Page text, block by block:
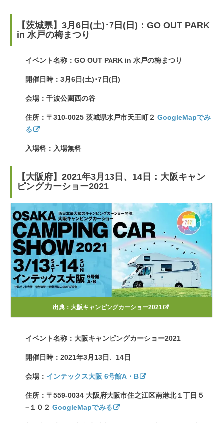
【茨城県】3月6日(土)･7日(日)：GO OUT PARK
in 水戸の梅まつり
イベント名称：GO OUT PARK in 水戸の梅まつり
開催日時：3月6日(土)･7日(日)
会場：千波公園西の谷
住所：〒310-0025 茨城県水戸市天王町２ GoogleMapでみ
る
入場料：入場無料
【大阪府】2021年3月13日、14日：大阪キャン
ピングカーショー2021
出典： 大阪キャンピングカーショー2021
イベント名称：大阪キャンピングカーショー2021
開催日時：2021年3月13日、14日
会場： インテックス大阪 6号館A・B
住所：〒559-0034 大阪府大阪市住之江区南港北１丁目５
−１０２ GoogleMapでみる